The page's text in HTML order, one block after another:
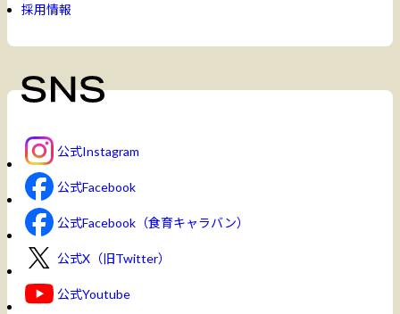
採用情報
公式Instagram
公式Facebook
公式Facebook（食育キャラバン）
公式X（旧Twitter）
公式Youtube